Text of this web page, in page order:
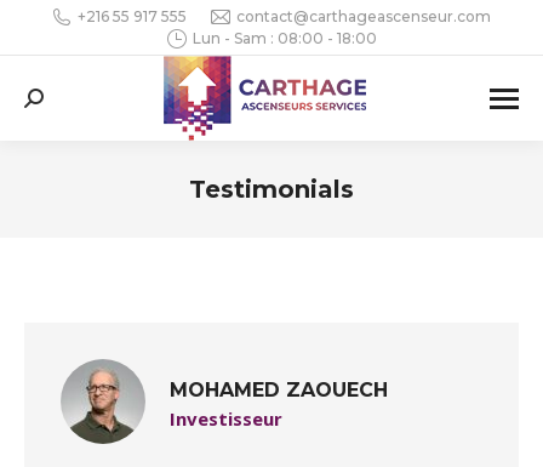
+216 55 917 555
contact@carthageascenseur.com
Lun - Sam : 08:00 - 18:00
Search:
Testimonials
MOHAMED ZAOUECH
Investisseur